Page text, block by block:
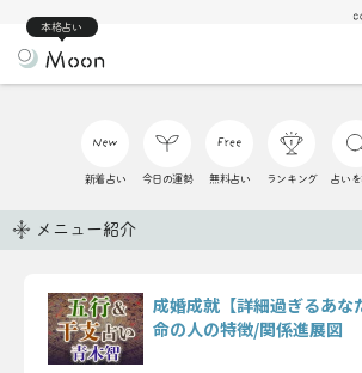
本格占い
新着占い 今日の運勢 無料占い ランキング 占い
メニュー紹介
成婚成就【詳細過ぎるあな
命の人の特徴/関係進展図